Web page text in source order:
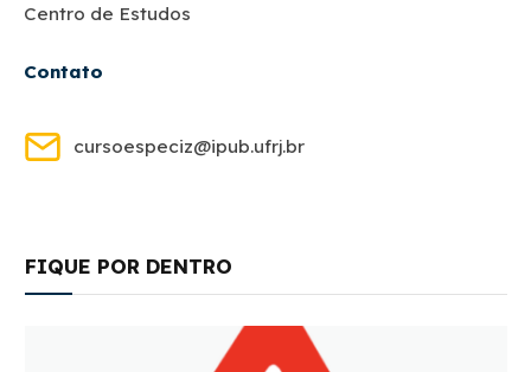
Centro de Estudos
Contato
cursoespeciz@ipub.ufrj.br
FIQUE POR DENTRO